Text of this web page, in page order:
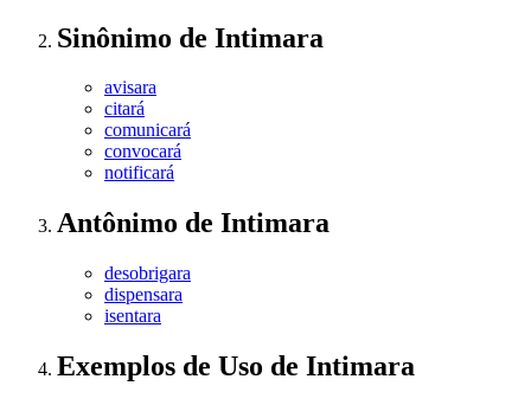
Sinônimo de Intimara
avisara
citará
comunicará
convocará
notificará
Antônimo de Intimara
desobrigara
dispensara
isentara
Exemplos de Uso de Intimara